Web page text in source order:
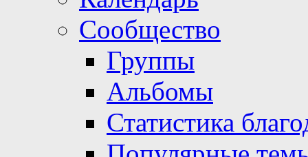
Сообщество
Группы
Альбомы
Статистика